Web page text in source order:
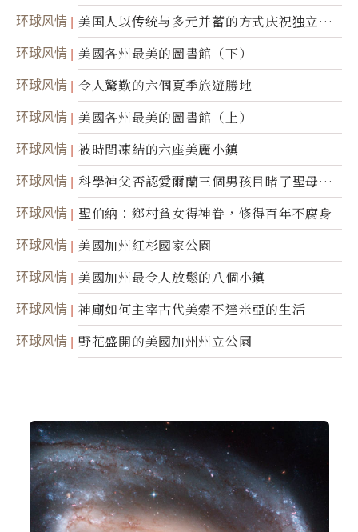
环球风情
美国人以传统与多元并蓄的方式庆祝独立日2
50周年
环球风情 美國各州最美的圖書館（下）
环球风情 令人驚歎的六個夏季旅遊勝地
环球风情 美國各州最美的圖書館（上）
环球风情 被時間凍結的六座美麗小鎮
环球风情
科學神父否認愛爾蘭三個男孩目睹了聖母顯
靈
环球风情 聖伯納：鄉村貧女得神眷，修得百年不腐身
环球风情 美國加州紅杉國家公園
环球风情 美國加州最令人放鬆的八個小鎮
环球风情 神廟如何主宰古代美索不達米亞的生活
环球风情 野花盛開的美國加州州立公園